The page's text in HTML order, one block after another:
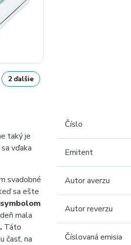
2 ďalšie
taký je
vďaka
svadobné
sa ešte
symbolom
mala
Táto
časť, na
Číslo
Emitent
Autor averzu
Autor reverzu
Číslovaná emisia